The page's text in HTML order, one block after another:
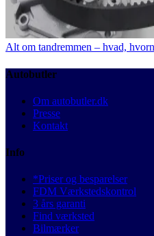
Alt om tandremmen – hvad,
Autobutler
Om autobutler.dk
Presse
Kontakt
Info
*Priser og besparelser
FDM Værkstedskontrol
3 års garanti
Find værksted
Bilmærker